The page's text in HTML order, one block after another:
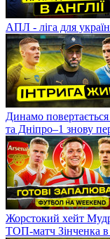
АПЛ - ліга для
Динамо
та Дніпро–1 знову
Жорстокий хейт
ТОП-матч Зінченка